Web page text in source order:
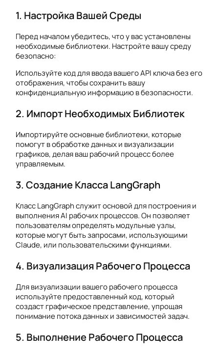
1. Настройка Вашей Среды
Перед началом убедитесь, что у вас установлены
необходимые библиотеки. Настройте вашу среду
безопасно:
Используйте код для ввода вашего API ключа без его
отображения, чтобы сохранить вашу
конфиденциальную информацию в безопасности.
2. Импорт Необходимых Библиотек
Импортируйте основные библиотеки, которые
помогут в обработке данных и визуализации
графиков, делая ваш рабочий процесс более
управляемым.
3. Создание Класса LangGraph
Класс LangGraph служит основой для построения и
выполнения AI рабочих процессов. Он позволяет
пользователям определять модульные узлы,
которые могут быть запросами, использующими
Claude, или пользовательскими функциями.
4. Визуализация Рабочего Процесса
Для визуализации вашего рабочего процесса
используйте предоставленный код, который
создаст графическое представление, упрощая
понимание потока данных и зависимостей задач.
5. Выполнение Рабочего Процесса